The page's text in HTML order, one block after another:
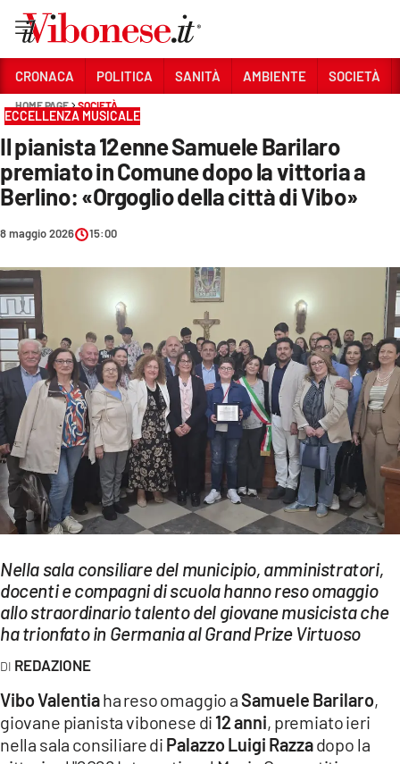
Sezioni
CRONACA
POLITICA
SOCIETÀ
CULTURA
ECONOMIA E LAVORO
EVENTI
SPORT
Streaming
LAC TV
LAC NETWORK
LAC ONAIR
LaC
Network
LACPLAY.IT
LACTV.IT
CRONACA POLITICA SANITÀ AMBIENTE SOCIETÀ
HOME PAGE SOCIETÀ
ECCELLENZA MUSICALE
Il pianista 12enne Samuele Barilaro
premiato in Comune dopo la vittoria a
Berlino: «Orgoglio della città di Vibo»
8 maggio 2026 15:00
Nella sala consiliare del municipio, amministratori,
docenti e compagni di scuola hanno reso omaggio
allo straordinario talento del giovane musicista che
ha trionfato in Germania al Grand Prize Virtuoso
REDAZIONE
Vibo Valentiaha reso omaggio aSamuele Barilaro,
giovane pianista vibonese di 12 anni, premiato ieri
nella sala consiliare di Palazzo Luigi Razzadopo la